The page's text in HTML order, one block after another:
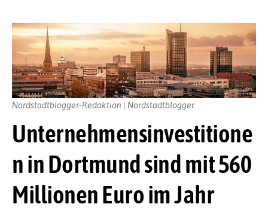
Unternehmensinvestitione
n in Dortmund sind mit 560
Millionen Euro im Jahr
Nordstadtblogger-Redaktion | Nordstadtblogger